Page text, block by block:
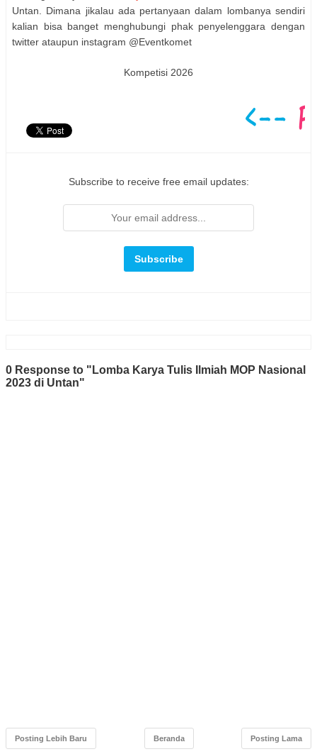
Untan. Dimana jikalau ada pertanyaan dalam lombanya sendiri
kalian bisa banget menghubungi phak penyelenggara dengan
twitter ataupun instagram @Eventkomet
Kompetisi 2026
Subscribe to receive free email updates:
0 Response to "Lomba Karya Tulis Ilmiah MOP Nasional
2023 di Untan"
Posting Lebih Baru Posting Lama
Beranda